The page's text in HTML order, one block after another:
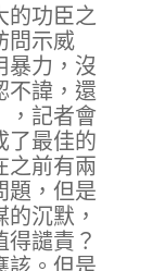
的功臣之
問示威
暴力，沒
不諱，還
，記者會
了最佳的
之前有兩
題，但是
沉默，
譴責？